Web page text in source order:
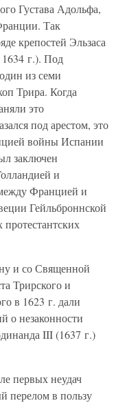
Густава Адольфа,
Так
крепостей Эльзаса
г.). Под
из семи
Трира. Когда
это
под арестом, это
войны Испании
заключен
и
Францией и
Гейльброннской
и со Священной
Трирского и
в 1623 г. дали
о незаконности
III (1637 г.)
первых неудач
перелом в пользу